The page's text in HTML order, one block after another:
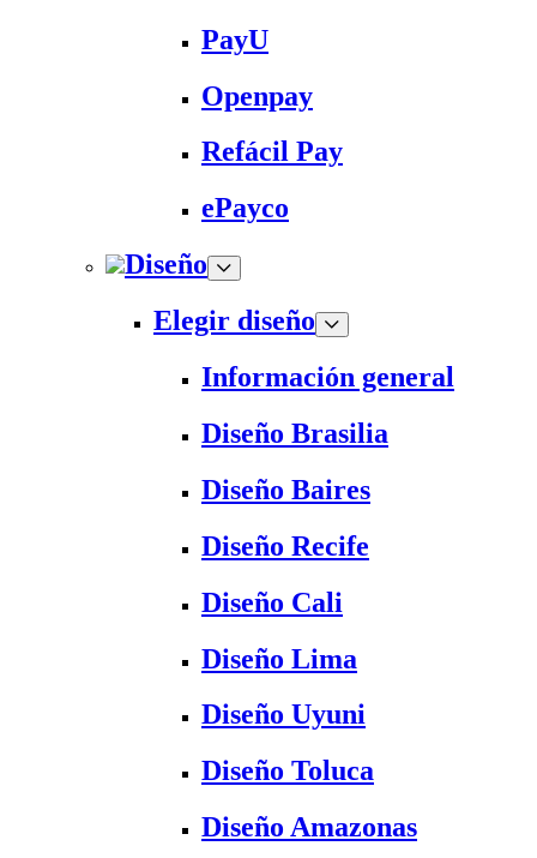
PayU
Openpay
Refácil Pay
ePayco
Diseño
Elegir diseño
Información general
Diseño Brasilia
Diseño Baires
Diseño Recife
Diseño Cali
Diseño Lima
Diseño Uyuni
Diseño Toluca
Diseño Amazonas